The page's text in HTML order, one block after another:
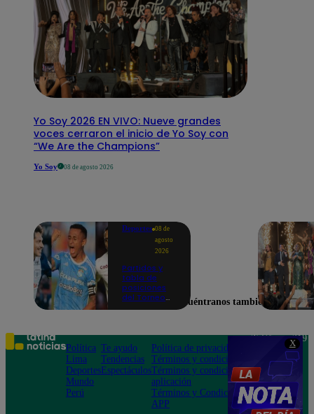
X
Yo Soy 2026 EN VIVO: Nueve grandes
voces cerraron el inicio de Yo Soy con
“We Are the Champions”
Yo Soy 08 de agosto 2026
Deportes 08 de
agosto
2026
Partidos y
tabla de
posiciones
del Torneo
en la fecha 4
Encuéntranos también en
Política
Lima
Deportes
Mundo
Perú
Te ayudo
Tendencias
Espectáculos
Política de privacidad
Términos y condiciones
Términos y condiciones
aplicación
Términos y Condiciones
APP
Teléfono: 219
Av. San
Felipe 968
Jesús María